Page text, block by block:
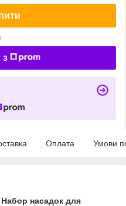
з
Оплата Умови
насадок для